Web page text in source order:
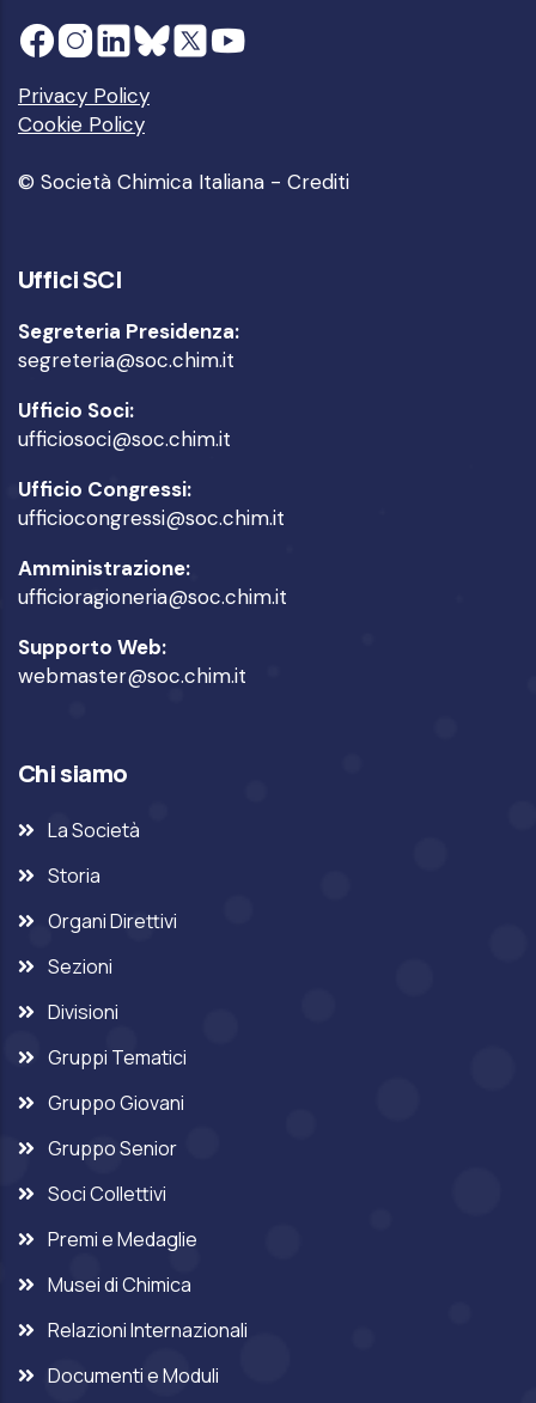
Privacy Policy
Cookie Policy
© Società Chimica Italiana - Crediti
Uffici SCI
Segreteria Presidenza:
segreteria@soc.chim.it
Ufficio Soci:
ufficiosoci@soc.chim.it
Ufficio Congressi:
ufficiocongressi@soc.chim.it
Amministrazione:
ufficioragioneria@soc.chim.it
Supporto Web:
webmaster@soc.chim.it
Chi siamo
La Società
Storia
Organi Direttivi
Sezioni
Divisioni
Gruppi Tematici
Gruppo Giovani
Gruppo Senior
Soci Collettivi
Premi e Medaglie
Musei di Chimica
Relazioni Internazionali
Documenti e Moduli